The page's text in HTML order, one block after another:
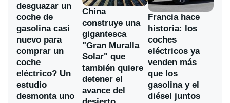
desguazar un
coche de
gasolina casi
nuevo para
comprar un
coche
eléctrico? Un
estudio
desmonta uno
China
construye una
gigantesca
"Gran Muralla
Solar" que
también quiere
detener el
avance del
Francia hace
historia: los
coches
eléctricos ya
venden más
que los
gasolina y el
diésel juntos